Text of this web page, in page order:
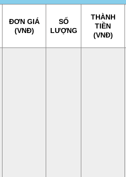
ĐƠN GIÁ
(VNĐ)
SỐ
LƯỢNG
THÀNH
TIỀN
(VNĐ)